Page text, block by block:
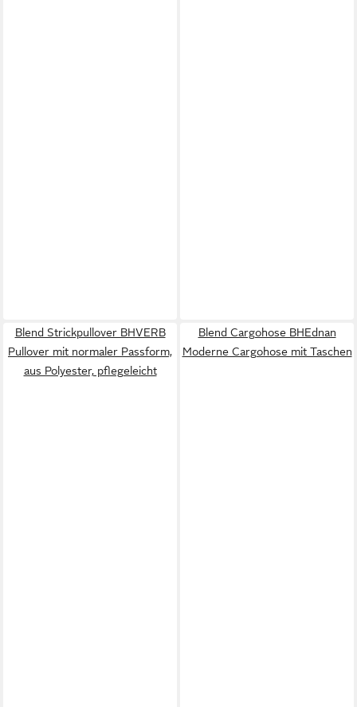
Blend Strickpullover BHVERB
Pullover mit normaler Passform,
aus Polyester, pflegeleicht
Blend Cargohose BHEdnan
Moderne Cargohose mit Taschen